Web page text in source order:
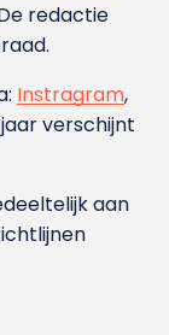
redactie
Instragram,
verschijnt
aan